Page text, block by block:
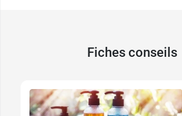
Fiches conseils